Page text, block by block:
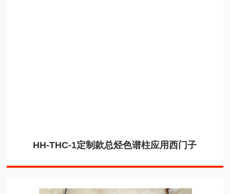
HH-THC-1定制款总烃色谱柱应用西门子